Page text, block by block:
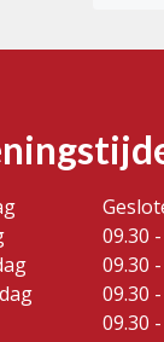
09.30
09.30
09.30
09.30